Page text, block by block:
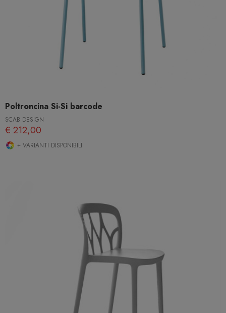
Poltroncina Si-Si barcode
SCAB DESIGN
€ 212,00
+ VARIANTI DISPONIBILI